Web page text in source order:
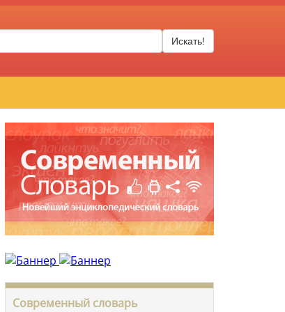
Искать!
Современный словарь